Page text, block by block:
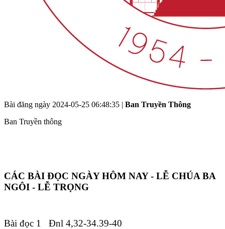
Bài đăng ngày 2024-05-25 06:48:35 | Ban Truyền Thông
Ban Truyền thông
CÁC BÀI ĐỌC NGÀY HÔM NAY - LỄ CHÚA BA
NGÔI - LỄ TRỌNG
Bài đọc 1 Đnl 4,32-34.39-40